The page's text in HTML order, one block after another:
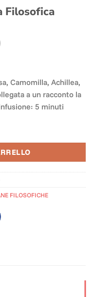
Filosofica
Camomilla, Achillea,
a un racconto la
5 minuti
FILOSOFICHE